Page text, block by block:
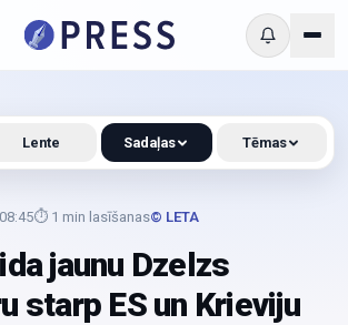
08:45⏱ 1 min lasīšanas© LETA
jaunu Dzelzs
starp ES un Krieviju
Lente Sadaļas Tēmas